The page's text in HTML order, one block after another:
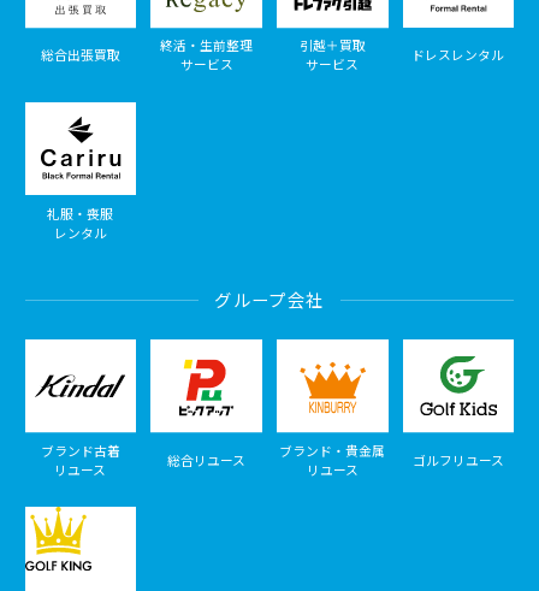
総合出張買取
終活・生前整理
サービス
引越＋買取
サービス
ドレスレンタル
礼服・喪服
レンタル
グループ会社
ブランド古着
リユース
総合リユース
ブランド・貴金属
リユース
ゴルフリユース